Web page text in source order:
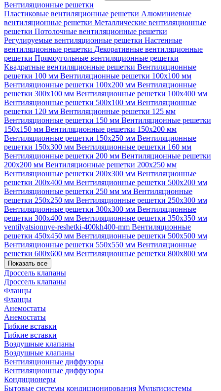
Вентиляционные решетки
Пластиковые вентиляционные решетки Алюминиевые
вентиляционные решетки Металлические вентиляционные
решетки Потолочные вентиляционные решетки
Регулируемые вентиляционные решетки Настенные
вентиляционные решетки Декоративные вентиляционные
решетки Прямоугольные вентиляционные решетки
Квадратные вентиляционные решетки Вентиляционные
решетки 100 мм Вентиляционные решетки 100х100 мм
Вентиляционные решетки 100х200 мм Вентиляционные
решетки 300х100 мм Вентиляционные решетки 100х400 мм
Вентиляционные решетки 500х100 мм Вентиляционные
решетки 120 мм Вентиляционные решетки 125 мм
Вентиляционные решетки 150 мм Вентиляционные решетки
150х150 мм Вентиляционные решетки 150х200 мм
Вентиляционные решетки 150х250 мм Вентиляционные
решетки 150х300 мм Вентиляционные решетки 160 мм
Вентиляционные решетки 200 мм Вентиляционные решетки
200х200 мм Вентиляционные решетки 200х250 мм
Вентиляционные решетки 200х300 мм Вентиляционные
решетки 200х400 мм Вентиляционные решетки 500х200 мм
Вентиляционные решетки 250 мм мм Вентиляционные
решетки 250х250 мм Вентиляционные решетки 250х300 мм
Вентиляционные решетки 300х300 мм Вентиляционные
решетки 300х400 мм Вентиляционные решетки 350х350 мм
ventilyatsionnye-reshetki-400kh400-mm Вентиляционные
решетки 450х450 мм Вентиляционные решетки 500х500 мм
Вентиляционные решетки 550х550 мм Вентиляционные
решетки 600х600 мм Вентиляционные решетки 800х800 мм
Показать все
Дроссель клапаны
Дроссель клапаны
Фланцы
Фланцы
Анемостаты
Анемостаты
Гибкие вставки
Гибкие вставки
Воздушные клапаны
Воздушные клапаны
Вентиляционные диффузоры
Вентиляционные диффузоры
Кондиционеры
Бытовые системы кондиционирования Мультисистемы